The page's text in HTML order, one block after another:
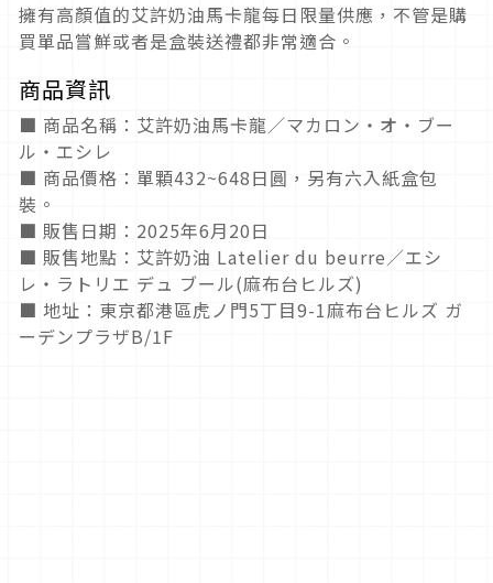
擁有高顏值的艾許奶油馬卡龍每日限量供應，不管是購
買單品嘗鮮或者是盒裝送禮都非常適合。
商品資訊
■ 商品名稱：艾許奶油馬卡龍／マカロン・オ・ブー
ル・エシレ
■ 商品價格：單顆432~648日圓，另有六入紙盒包
裝。
■ 販售日期：2025年6月20日
■ 販售地點：艾許奶油 Latelier du beurre／エシ
レ・ラトリエ デュ ブール(麻布台ヒルズ)
■ 地址：東京都港區虎ノ門5丁目9-1麻布台ヒルズ ガ
ーデンプラザB/1F